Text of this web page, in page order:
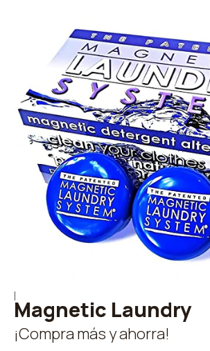
Magnetic Laundry
¡Compra más y ahorra!